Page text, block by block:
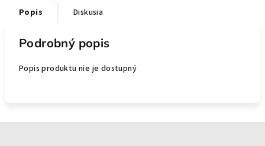
Popis Diskusia
Podrobný popis
Popis produktu nie je dostupný